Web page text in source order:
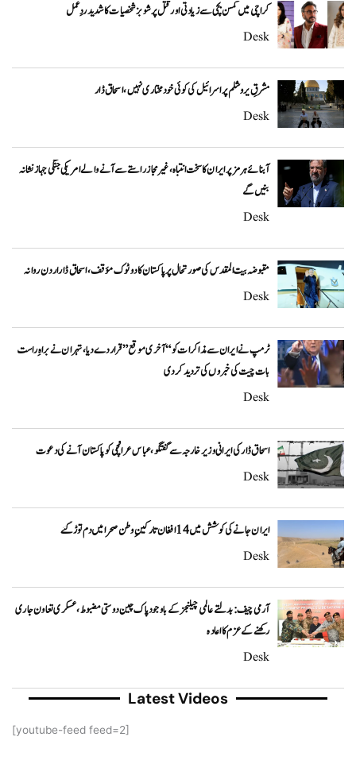
کراچی میں کمسن بچی سے زیادتی اور قتل پر شوبز شخصیات کا شدید ردِعمل
Desk
مشرقِ یروشلم پر اسرائیل کی کوئی خودمختاری نہیں، اسحاق ڈار
Desk
آبنائے ہرمز پر ایران کا سخت انتباہ، غیر مجاز راستے سے آنے والے امریکی جنگی جہاز نشانہ
بنیں گے
Desk
مقبوضہ بیت المقدس کی صورتحال پر پاکستان کا دوٹوک مؤقف، اسحاق ڈار اردن روانہ
Desk
ٹرمپ نے ایران سے مذاکرات کو “آخری موقع” قرار دے دیا، تہران نے براہِ راست
بات چیت کی خبروں کی تردید کر دی
Desk
اسحاق ڈار کی ایرانی وزیر خارجہ سے گفتگو، عباس عراقچی کو پاکستان آنے کی دعوت
Desk
ایران جانے کی کوشش میں 14 افغان تارکینِ وطن صحرا میں دم توڑ گئے
Desk
آرمی چیف: بدلتے عالمی چیلنجز کے باوجود پاک چین دوستی مضبوط، عسکری تعاون جاری
رکھنے کے عزم کا اعادہ
Desk
Latest Videos
[youtube-feed feed=2]